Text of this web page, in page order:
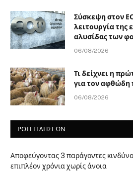
Σύσκεψη στον
λειτουργία της
αλυσίδας των
06/08/2026
Τι δείχνει η
για τον αφθώδη
06/08/2026
ΡΟΗ ΕΙΔΗΣΕΩΝ
Αποφεύγοντας 3 παράγοντες
επιπλέον χρόνια χωρίς άνοια